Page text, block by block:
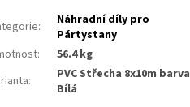
:
Náhradní díly pro
Pártystany
:
56.4 kg
:
PVC Střecha 8x10m barva
Bílá